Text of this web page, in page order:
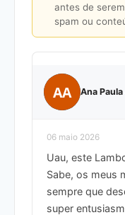
antes de
spam ou
AA Ana
06 maio 2026
Uau, este
Sabe, os meus
sempre que
super